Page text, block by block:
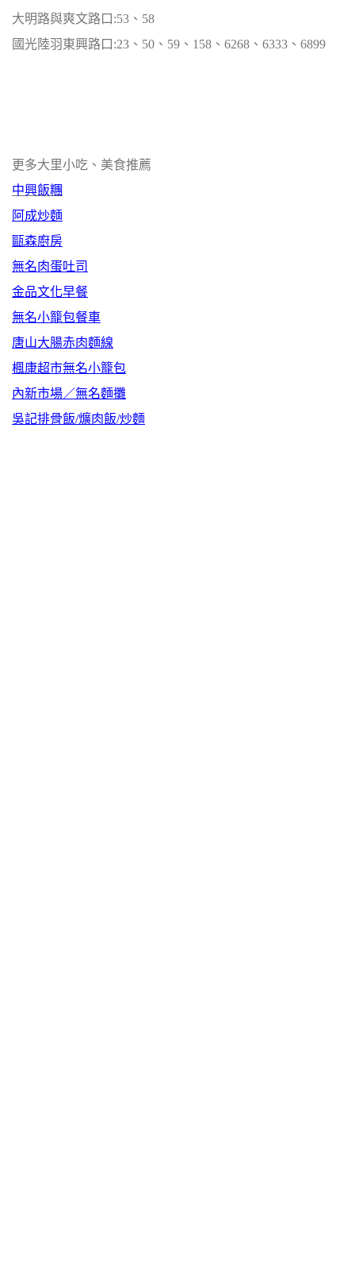
大明路與爽文路口:53、58
國光陸羽東興路口:23、50、59、158、6268、6333、6899
更多大里小吃、美食推薦
中興飯糰
阿成炒麵
甌森廚房
無名肉蛋吐司
金品文化早餐
無名小籠包餐車
唐山大腸赤肉麵線
楓康超市無名小籠包
內新市場／無名麵攤
吳記排骨飯/爌肉飯/炒麵